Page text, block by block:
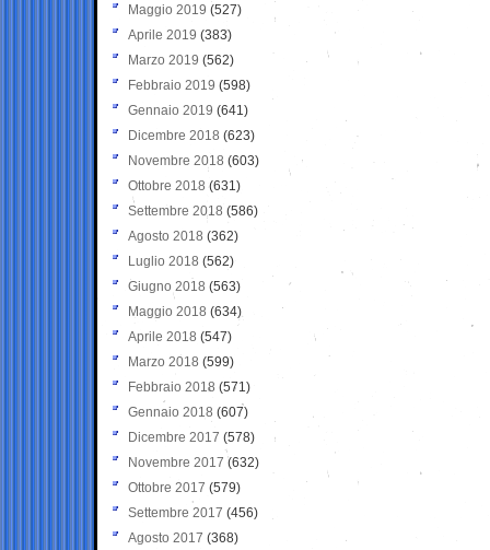
Maggio 2019 (527)
Aprile 2019 (383)
Marzo 2019 (562)
Febbraio 2019 (598)
Gennaio 2019 (641)
Dicembre 2018 (623)
Novembre 2018 (603)
Ottobre 2018 (631)
Settembre 2018 (586)
Agosto 2018 (362)
Luglio 2018 (562)
Giugno 2018 (563)
Maggio 2018 (634)
Aprile 2018 (547)
Marzo 2018 (599)
Febbraio 2018 (571)
Gennaio 2018 (607)
Dicembre 2017 (578)
Novembre 2017 (632)
Ottobre 2017 (579)
Settembre 2017 (456)
Agosto 2017 (368)